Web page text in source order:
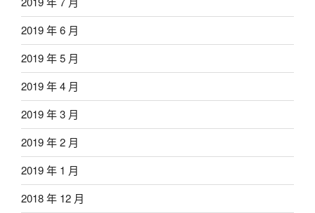
2019 年 6 月
2019 年 5 月
2019 年 4 月
2019 年 3 月
2019 年 2 月
2019 年 1 月
2018 年 12 月